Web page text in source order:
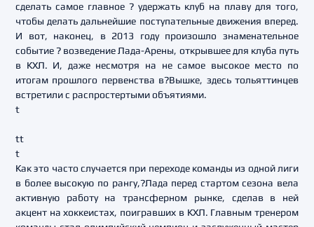
сделать самое главное ? удержать клуб на плаву для того,
чтобы делать дальнейшие поступательные движения вперед.
И вот, наконец, в 2013 году произошло знаменательное
событие ? возведение Лада-Арены, открывшее для клуба путь
в КХЛ. И, даже несмотря на не самое высокое место по
итогам прошлого первенства в?Вышке, здесь тольяттинцев
встретили с распростертыми объятиями.
t
tt
t
Как это часто случается при переходе команды из одной лиги
в более высокую по рангу,?Лада перед стартом сезона вела
активную работу на трансферном рынке, сделав в ней
акцент на хоккеистах, поигравших в КХЛ. Главным тренером